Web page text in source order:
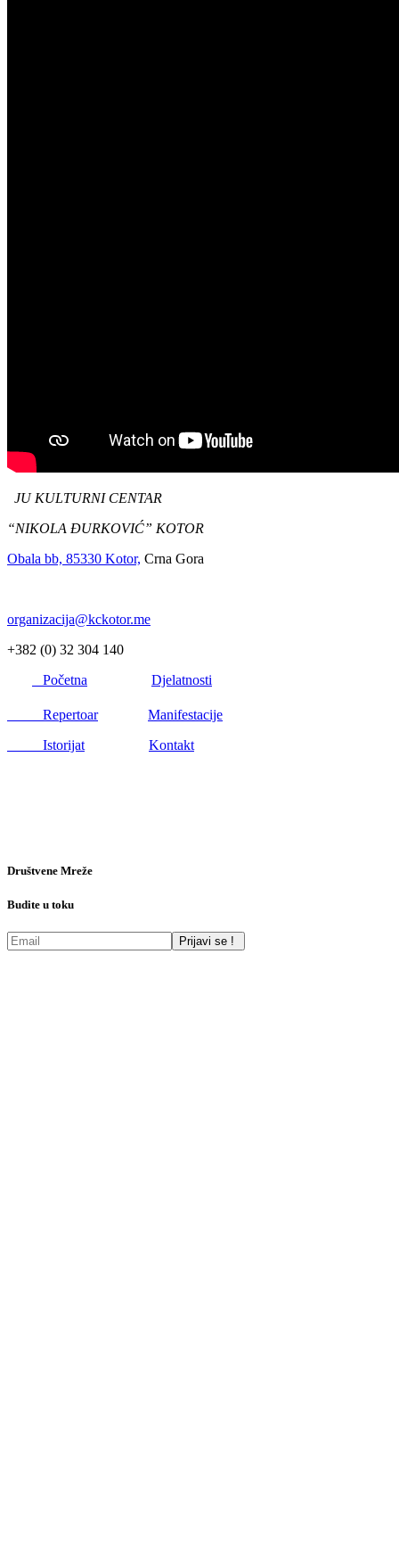
JU KULTURNI CENTAR
“NIKOLA ĐURKOVIĆ” KOTOR
Obala bb, 85330 Kotor, Crna Gora
organizacija@kckotor.me
+382 (0) 32 304 140
Početna
Djelatnosti
Repertoar
Manifestacije
Istorijat
Kontakt
Društvene Mreže
Budite u toku